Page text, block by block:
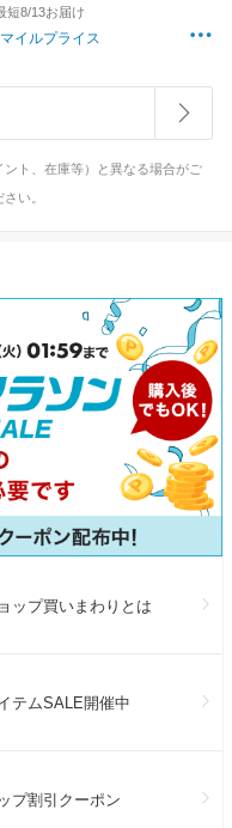
短8/13お届け
イルプライス
ト、在庫等）と異なる場合がご
い。
ップ買いまわりとは
テムSALE開催中
プ割引クーポン